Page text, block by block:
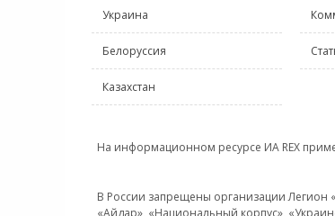
Украина
Белоруссия
Казахстан
На информационном ресурсе ИА REX
В России запрещены организации Легион
«Айдар», «Национальный корпус»,